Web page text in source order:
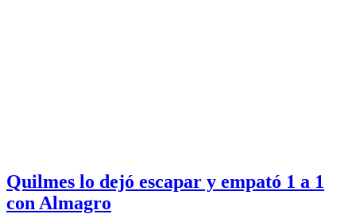
Quilmes lo dejó escapar y empató 1 a 1
con Almagro